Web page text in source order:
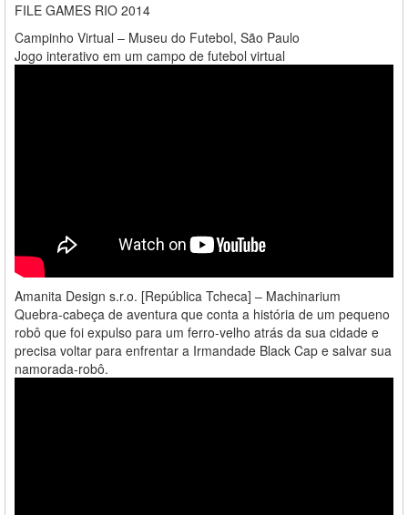
FILE GAMES RIO 2014
Campinho Virtual – Museu do Futebol, São Paulo
Jogo interativo em um campo de futebol virtual
Amanita Design s.r.o. [República Tcheca] – Machinarium
Quebra-cabeça de aventura que conta a história de um pequeno
robô que foi expulso para um ferro-velho atrás da sua cidade e
precisa voltar para enfrentar a Irmandade Black Cap e salvar sua
namorada-robô.